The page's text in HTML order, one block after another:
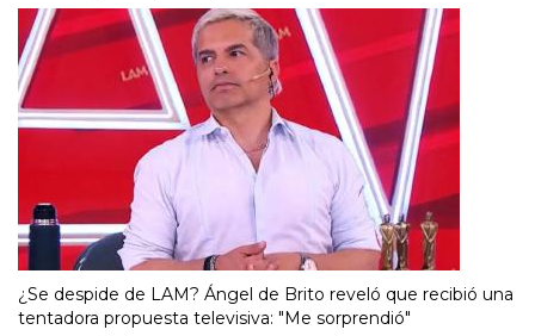
¿Se despide de LAM? Ángel de Brito reveló que recibió una
tentadora propuesta televisiva: "Me sorprendió"